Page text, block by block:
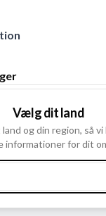
Vælg dit land
og din region, så vi
informationer for dit